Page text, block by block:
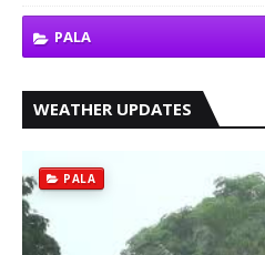
PALA
WEATHER UPDATES
PALA